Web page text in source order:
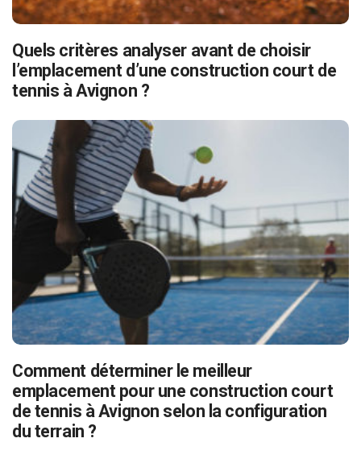
Quels critères analyser avant de choisir
l’emplacement d’une construction court de
tennis à Avignon ?
Comment déterminer le meilleur
emplacement pour une construction court
de tennis à Avignon selon la configuration
du terrain ?